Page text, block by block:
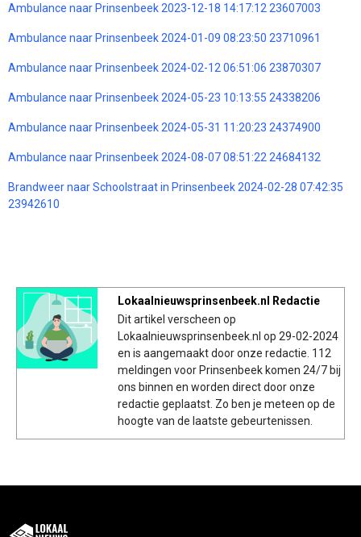
Ambulance naar Prinsenbeek 2023-12-18 14:17:12 23607003
Ambulance naar Prinsenbeek 2024-01-09 08:23:50 23710961
Ambulance naar Prinsenbeek 2024-02-12 06:51:06 23870307
Ambulance naar Prinsenbeek 2024-05-23 10:13:55 24338206
Ambulance naar Prinsenbeek 2024-05-31 11:20:23 24374900
Ambulance naar Prinsenbeek 2024-08-07 08:51:22 24684132
Brandweer naar Schoolstraat in Prinsenbeek 2024-02-28 07:42:35
23942610
Lokaalnieuwsprinsenbeek.nl Redactie
Dit artikel verscheen op
Lokaalnieuwsprinsenbeek.nl op 29-02-2024
en is aangemaakt door onze redactie. 112
meldingen voor Prinsenbeek komen 24/7 bij
ons binnen en worden direct door onze
redactie geplaatst. Zo ben je meteen op de
hoogte van de laatste gebeurtenissen.